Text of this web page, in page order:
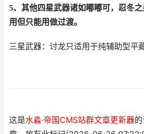
5、其他四星武器诸如嘟嘟可，忍冬
用但只能用做过渡。
三星武器：讨龙只适用于纯辅助型平
这是水淼·帝国CMS站群文章更新器